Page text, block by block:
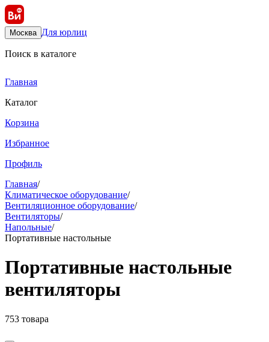
Москва Для юрлиц
Поиск в каталоге
Главная
Каталог
Корзина
Избранное
Профиль
Главная/
Климатическое оборудование/
Вентиляционное оборудование/
Вентиляторы/
Напольные/
Портативные настольные
Портативные настольные
вентиляторы
753 товара